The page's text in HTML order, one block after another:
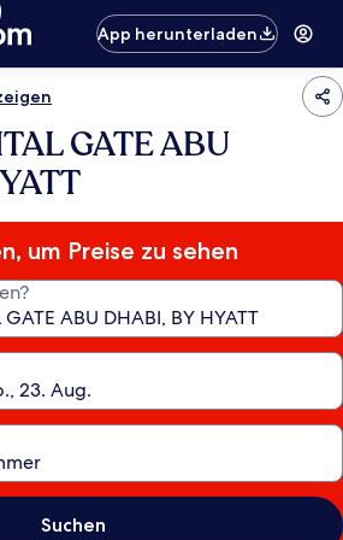
App herunterladen
GATE ABU
um Preise zu sehen
Suchen